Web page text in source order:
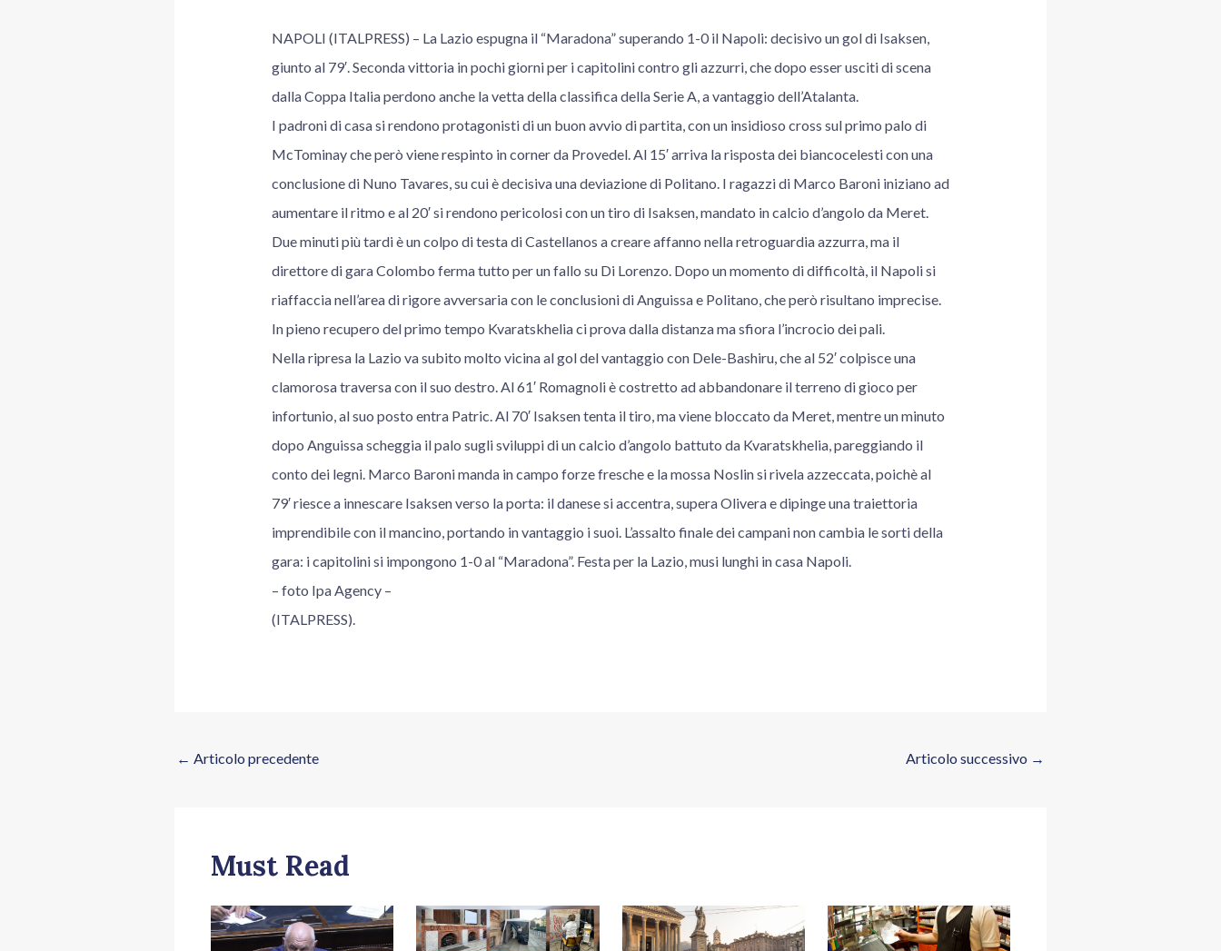
NAPOLI (ITALPRESS) – La Lazio espugna il “Maradona” superando 1-0 il Napoli: decisivo un gol di Isaksen,
giunto al 79′. Seconda vittoria in pochi giorni per i capitolini contro gli azzurri, che dopo esser usciti di scena
dalla Coppa Italia perdono anche la vetta della classifica della Serie A, a vantaggio dell’Atalanta.
I padroni di casa si rendono protagonisti di un buon avvio di partita, con un insidioso cross sul primo palo di
McTominay che però viene respinto in corner da Provedel. Al 15′ arriva la risposta dei biancocelesti con una
conclusione di Nuno Tavares, su cui è decisiva una deviazione di Politano. I ragazzi di Marco Baroni iniziano ad
aumentare il ritmo e al 20′ si rendono pericolosi con un tiro di Isaksen, mandato in calcio d’angolo da Meret.
Due minuti più tardi è un colpo di testa di Castellanos a creare affanno nella retroguardia azzurra, ma il
direttore di gara Colombo ferma tutto per un fallo su Di Lorenzo. Dopo un momento di difficoltà, il Napoli si
riaffaccia nell’area di rigore avversaria con le conclusioni di Anguissa e Politano, che però risultano imprecise.
In pieno recupero del primo tempo Kvaratskhelia ci prova dalla distanza ma sfiora l’incrocio dei pali.
Nella ripresa la Lazio va subito molto vicina al gol del vantaggio con Dele-Bashiru, che al 52′ colpisce una
clamorosa traversa con il suo destro. Al 61′ Romagnoli è costretto ad abbandonare il terreno di gioco per
infortunio, al suo posto entra Patric. Al 70′ Isaksen tenta il tiro, ma viene bloccato da Meret, mentre un minuto
dopo Anguissa scheggia il palo sugli sviluppi di un calcio d’angolo battuto da Kvaratskhelia, pareggiando il
conto dei legni. Marco Baroni manda in campo forze fresche e la mossa Noslin si rivela azzeccata, poichè al
79′ riesce a innescare Isaksen verso la porta: il danese si accentra, supera Olivera e dipinge una traiettoria
imprendibile con il mancino, portando in vantaggio i suoi. L’assalto finale dei campani non cambia le sorti della
gara: i capitolini si impongono 1-0 al “Maradona”. Festa per la Lazio, musi lunghi in casa Napoli.
– foto Ipa Agency –
(ITALPRESS).
← Articolo precedente Articolo successivo →
Must Read